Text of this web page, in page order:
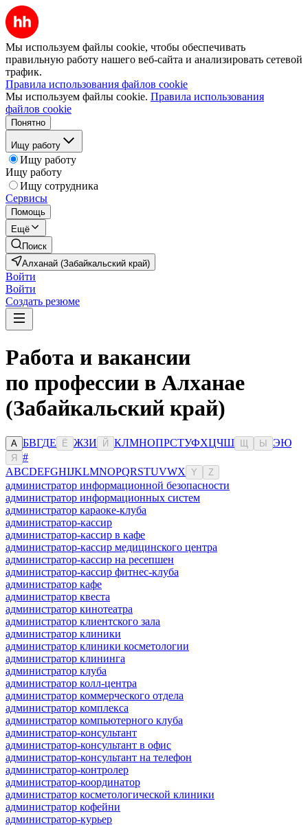
Мы используем файлы cookie, чтобы обеспечивать
правильную работу нашего веб-сайта и анализировать сетевой
трафик.
Правила использования файлов cookie
Мы используем файлы cookie. Правила использования
файлов cookie
Понятно
Ищу работу
Ищу работу
Ищу работу
Ищу сотрудника
Сервисы
Помощь
Ещё
Поиск
Алханай (Забайкальский край)
Войти
Войти
Создать резюме
Работа и вакансии
по профессии в Алханае
(Забайкальский край)
А БВГДЕ Ё ЖЗИ Й КЛМНОПРСТУФХЦЧШ Ы ЭЮ
Я
#
ABCDEFGHIJKLMNOPQRSTUVWX Y Z
администратор информационной безопасности
администратор информационных систем
администратор караоке-клуба
администратор-кассир
администратор-кассир в кафе
администратор-кассир медицинского центра
администратор-кассир на ресепшен
администратор-кассир фитнес-клуба
администратор кафе
администратор квеста
администратор кинотеатра
администратор клиентского зала
администратор клиники
администратор клиники косметологии
администратор клининга
администратор клуба
администратор колл-центра
администратор коммерческого отдела
администратор комплекса
администратор компьютерного клуба
администратор-консультант
администратор-консультант в офис
администратор-консультант на телефон
администратор-контролер
администратор-координатор
администратор косметологической клиники
администратор кофейни
администратор-курьер